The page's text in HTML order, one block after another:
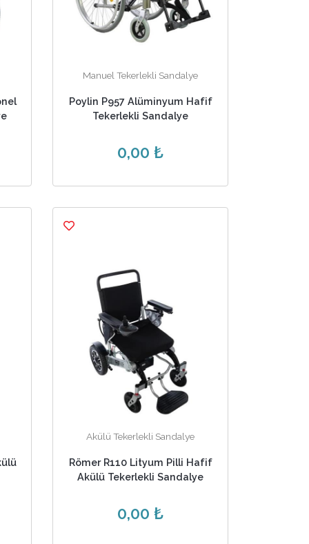
Manuel Tekerlekli Sandalye
Poylin P957 Alüminyum Hafif
Tekerlekli Sandalye
0,00 ₺
Akülü Tekerlekli Sandalye
Römer R110 Lityum Pilli Hafif
Akülü Tekerlekli Sandalye
0,00 ₺